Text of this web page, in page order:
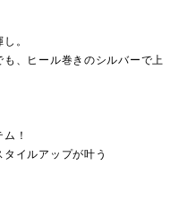
。
、ヒール巻きのシルバーで上
！
イルアップが叶う